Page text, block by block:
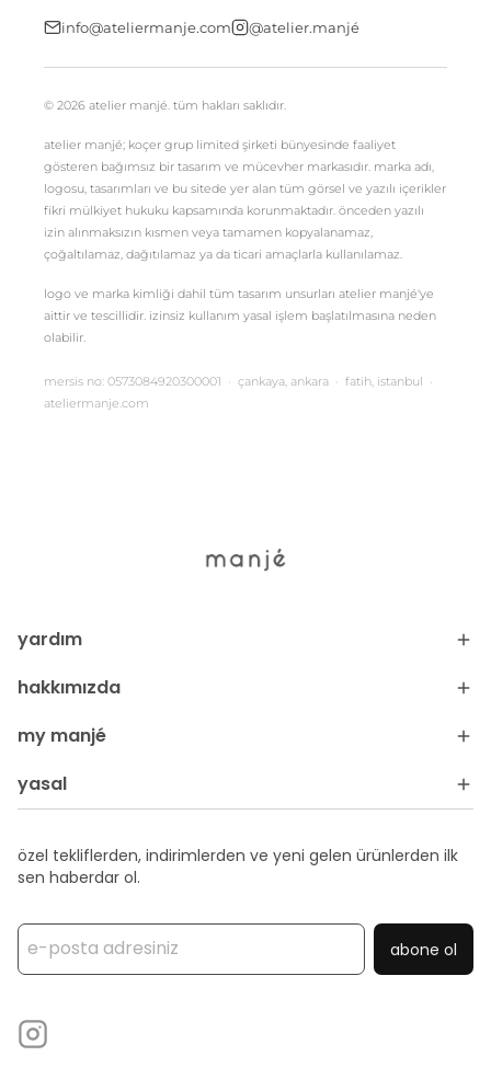
info@ateliermanje.com @atelier.manjé
© 2026 atelier manjé. tüm hakları saklıdır.
atelier manjé; koçer grup limited şirketi bünyesinde faaliyet
gösteren bağımsız bir tasarım ve mücevher markasıdır. marka adı,
logosu, tasarımları ve bu sitede yer alan tüm görsel ve yazılı içerikler
fikri mülkiyet hukuku kapsamında korunmaktadır. önceden yazılı
izin alınmaksızın kısmen veya tamamen kopyalanamaz,
çoğaltılamaz, dağıtılamaz ya da ticari amaçlarla kullanılamaz.
logo ve marka kimliği dahil tüm tasarım unsurları atelier manjé'ye
aittir ve tescillidir. izinsiz kullanım yasal işlem başlatılmasına neden
olabilir.
mersis no: 0573084920300001 · çankaya, ankara · fatih, istanbul ·
ateliermanje.com
yardım
hakkımızda
my manjé
yasal
özel tekliflerden, indirimlerden ve yeni gelen ürünlerden ilk
sen haberdar ol.
abone ol